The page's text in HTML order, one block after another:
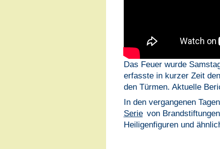
Das Feuer wurde
erfasste in kurzer Zeit
den Türmen. Aktuelle
In den vergangenen
Serie von
Heiligenfiguren und